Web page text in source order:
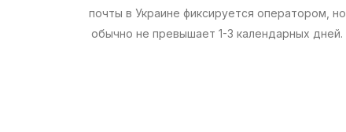
почты в Украине фиксируется оператором, но
обычно не превышает 1-3 календарных дней.